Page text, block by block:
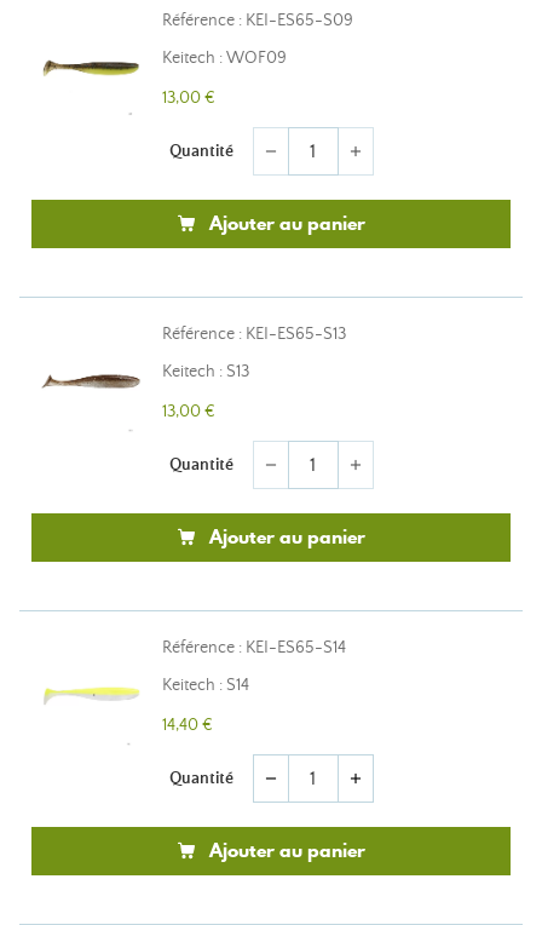
Référence : KEI-ES65-S09
Keitech : WOF09
13,00 €
Quantité remove add
Ajouter au panier
Référence : KEI-ES65-S13
Keitech : S13
13,00 €
Quantité remove add
Ajouter au panier
Référence : KEI-ES65-S14
Keitech : S14
14,40 €
Quantité remove add
Ajouter au panier